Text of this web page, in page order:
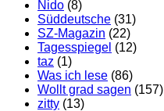
Nido (8)
Süddeutsche (31)
SZ-Magazin (22)
Tagesspiegel (12)
taz (1)
Was ich lese (86)
Wollt grad sagen (157)
zitty (13)